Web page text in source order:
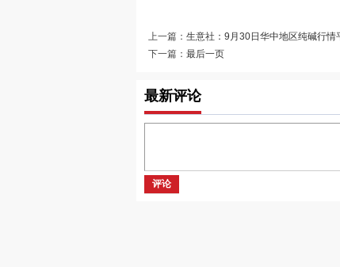
上一篇： 生意社：9月30日华中地区纯碱行情
下一篇： 最后一页
最新评论
评论